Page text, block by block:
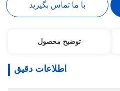
با ما تماس بگیرید
توضیح محصول
اطلاعات دقیق